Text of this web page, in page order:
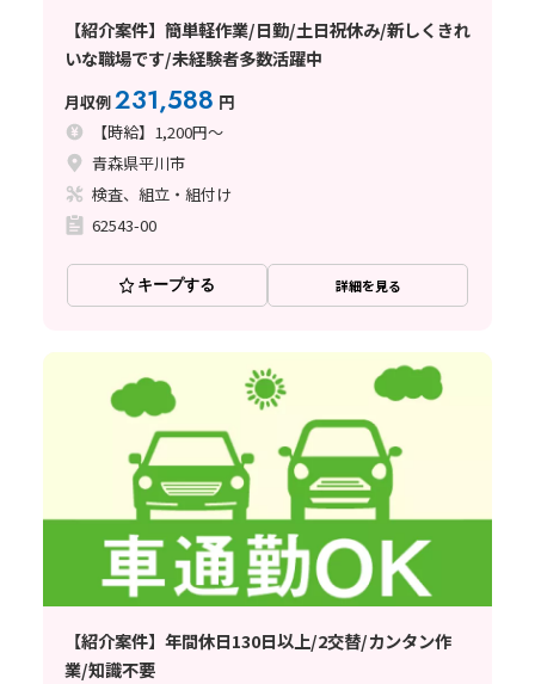
【紹介案件】簡単軽作業/日勤/土日祝休み/新しくきれ
いな職場です/未経験者多数活躍中
月収例231,588 円
【時給】1,200円～
青森県平川市
検査、組立・組付け
62543-00
キープする 詳細を見る
【紹介案件】年間休日130日以上/2交替/カンタン作
業/知識不要